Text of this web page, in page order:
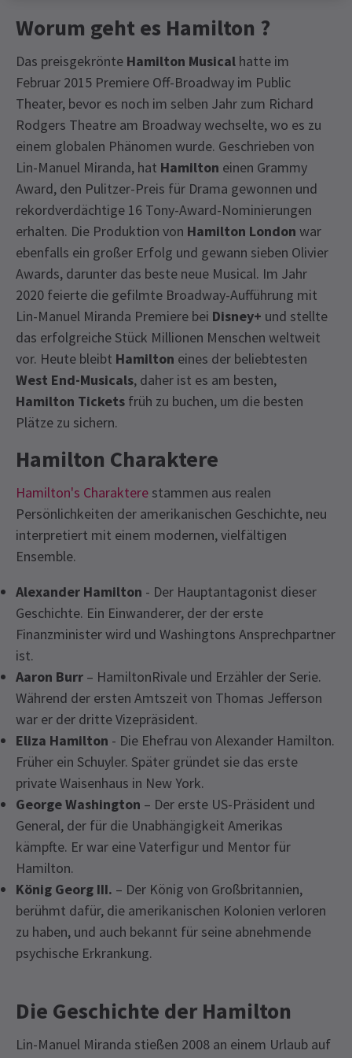
Worum geht es Hamilton ?
Das preisgekrönte Hamilton Musical hatte im
Februar 2015 Premiere Off-Broadway im Public
Theater, bevor es noch im selben Jahr zum Richard
Rodgers Theatre am Broadway wechselte, wo es zu
einem globalen Phänomen wurde. Geschrieben von
Lin-Manuel Miranda, hat Hamilton einen Grammy
Award, den Pulitzer-Preis für Drama gewonnen und
rekordverdächtige 16 Tony-Award-Nominierungen
erhalten. Die Produktion von Hamilton London war
ebenfalls ein großer Erfolg und gewann sieben Olivier
Awards, darunter das beste neue Musical. Im Jahr
2020 feierte die gefilmte Broadway-Aufführung mit
Lin-Manuel Miranda Premiere bei Disney+ und stellte
das erfolgreiche Stück Millionen Menschen weltweit
vor. Heute bleibt Hamilton eines der beliebtesten
West End-Musicals, daher ist es am besten,
Hamilton Tickets früh zu buchen, um die besten
Plätze zu sichern.
Hamilton Charaktere
Hamilton's Charaktere stammen aus realen
Persönlichkeiten der amerikanischen Geschichte, neu
interpretiert mit einem modernen, vielfältigen
Ensemble.
Alexander Hamilton - Der Hauptantagonist dieser
Geschichte. Ein Einwanderer, der der erste
Finanzminister wird und Washingtons Ansprechpartner
ist.
Aaron Burr – HamiltonRivale und Erzähler der Serie.
Während der ersten Amtszeit von Thomas Jefferson
war er der dritte Vizepräsident.
Eliza Hamilton - Die Ehefrau von Alexander Hamilton.
Früher ein Schuyler. Später gründet sie das erste
private Waisenhaus in New York.
George Washington – Der erste US-Präsident und
General, der für die Unabhängigkeit Amerikas
kämpfte. Er war eine Vaterfigur und Mentor für
Hamilton.
König Georg III. – Der König von Großbritannien,
berühmt dafür, die amerikanischen Kolonien verloren
zu haben, und auch bekannt für seine abnehmende
psychische Erkrankung.
Die Geschichte der Hamilton
Lin-Manuel Miranda stießen 2008 an einem Urlaub auf